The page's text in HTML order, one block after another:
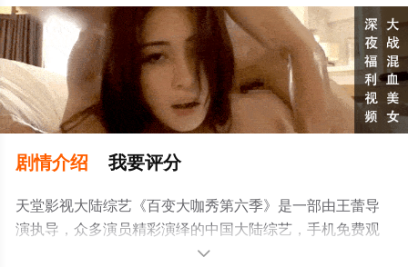
剧情介绍 我要评分
天堂影视大陆综艺《百变大咖秀第六季》是一部由王蕾导
演执导，众多演员精彩演绎的中国大陆综艺，手机免费观
看高清未删减完整版综艺节目就上天堂电影网，更多相关
